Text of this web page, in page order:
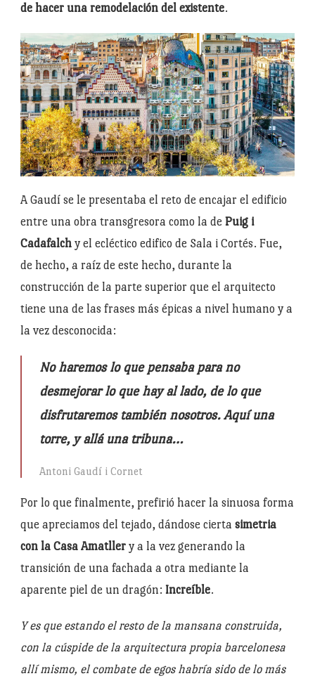
de hacer una remodelación del existente.
A Gaudí se le presentaba el reto de encajar el edificio
entre una obra transgresora como la de Puig i
Cadafalch y el ecléctico edifico de Sala i Cortés. Fue,
de hecho, a raíz de este hecho, durante la
construcción de la parte superior que el arquitecto
tiene una de las frases más épicas a nivel humano y a
la vez desconocida:
No haremos lo que pensaba para no
desmejorar lo que hay al lado, de lo que
disfrutaremos también nosotros. Aquí una
torre, y allá una tribuna…
Antoni Gaudí i Cornet
Por lo que finalmente, prefirió hacer la sinuosa forma
que apreciamos del tejado, dándose cierta simetria
con la Casa Amatller y a la vez generando la
transición de una fachada a otra mediante la
aparente piel de un dragón: Increíble.
Y es que estando el resto de la mansana construida,
con la cúspide de la arquitectura propia barcelonesa
allí mismo, el combate de egos habría sido de lo más